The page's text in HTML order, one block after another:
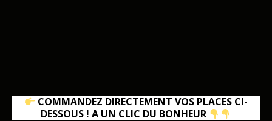
COMMANDEZ DIRECTEMENT VOS PLACES CI-
DESSOUS ! A UN CLIC DU BONHEUR